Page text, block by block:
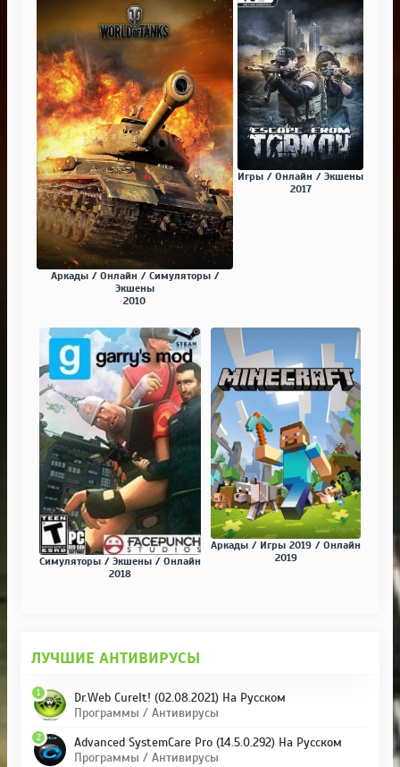
Аркады / Онлайн / Симуляторы /
Экшены
2010
Игры / Онлайн / Экшены
2017
Симуляторы / Экшены / Онлайн
2018
Аркады / Игры 2019 / Онлайн
2019
ЛУЧШИЕ АНТИВИРУСЫ
Dr.Web CureIt! (02.08.2021) На Русском
Программы / Антивирусы
1
Advanced SystemCare Pro (14.5.0.292) На Русском
Программы / Антивирусы
2